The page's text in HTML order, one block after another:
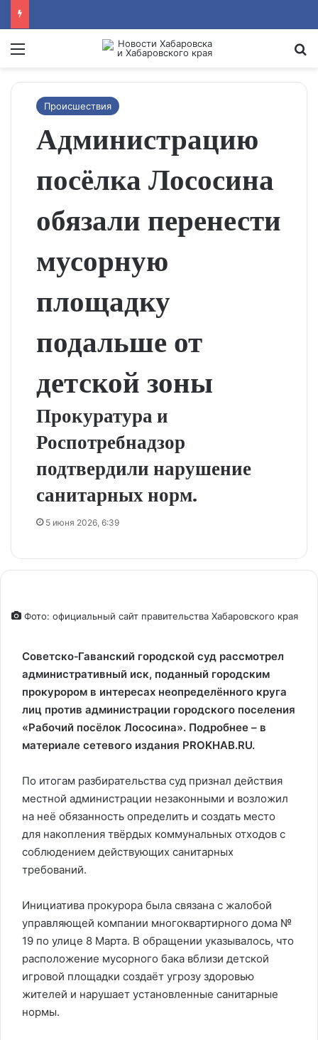
Menu
Происшествия
Администрацию
посёлка Лососина
обязали перенести
мусорную
площадку
подальше от
детской зоны
Прокуратура и
Роспотребнадзор
подтвердили нарушение
санитарных норм.
5 июня 2026, 6:39
Фото: официальный сайт правительства Хабаровского края
Советско‑Гаванский городской суд рассмотрел
административный иск, поданный городским
прокурором в интересах неопределённого круга
лиц против администрации городского поселения
«Рабочий посёлок Лососина». Подробнее – в
материале сетевого издания PROKHAB.RU.
По итогам разбирательства суд признал действия
местной администрации незаконными и возложил
на неё обязанность определить и создать место
для накопления твёрдых коммунальных отходов с
соблюдением действующих санитарных
требований.
Инициатива прокурора была связана с жалобой
управляющей компании многоквартирного дома №
19 по улице 8 Марта. В обращении указывалось, что
расположение мусорного бака вблизи детской
игровой площадки создаёт угрозу здоровью
жителей и нарушает установленные санитарные
нормы.